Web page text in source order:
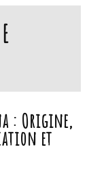
: Origine,
et